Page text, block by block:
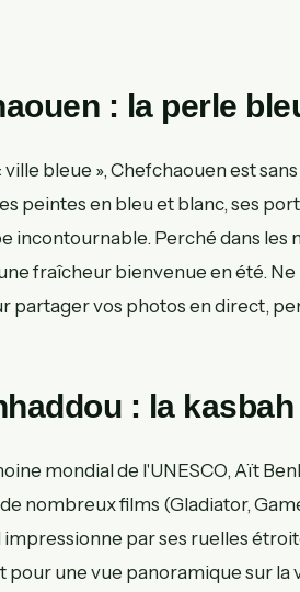
: la perle
bleue », Chefchaouen est
peintes en bleu et blanc, ses
incontournable. Perché dans les
fraîcheur bienvenue en été.
partager vos photos en direct,
: la
mondial de l'UNESCO, Aït
nombreux films (Gladiator,
impressionne par ses ruelles
pour une vue panoramique sur la